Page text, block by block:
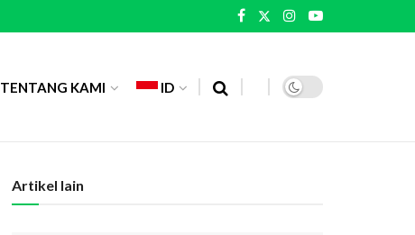
TENTANG KAMI ID
Artikel lain